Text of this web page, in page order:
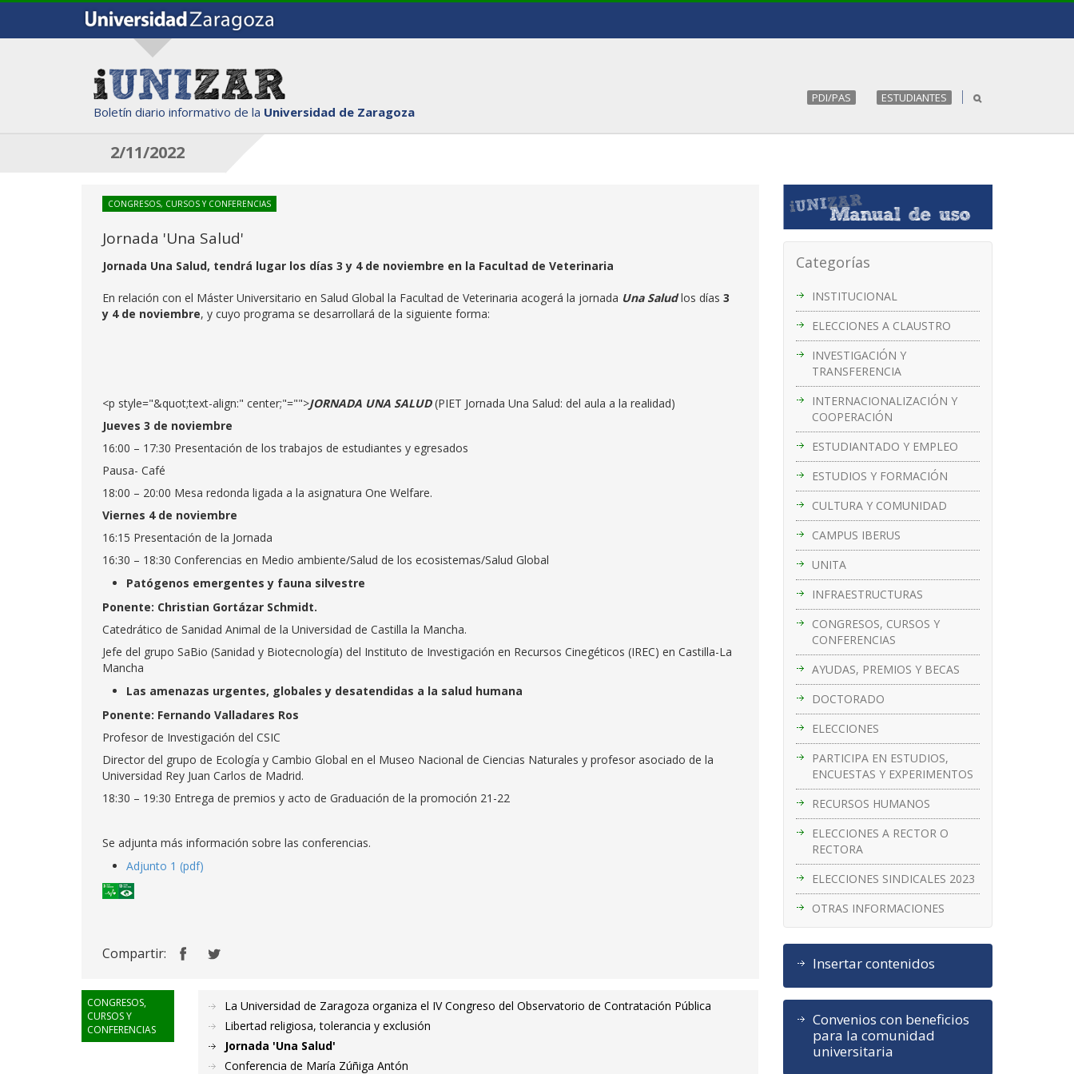
Boletín diario informativo de la Universidad de Zaragoza
PDI/PAS ESTUDIANTES
2/11/2022
Categorías
INSTITUCIONAL
ELECCIONES A CLAUSTRO
INVESTIGACIÓN Y
TRANSFERENCIA
INTERNACIONALIZACIÓN Y
COOPERACIÓN
ESTUDIANTADO Y EMPLEO
ESTUDIOS Y FORMACIÓN
CULTURA Y COMUNIDAD
CAMPUS IBERUS
UNITA
INFRAESTRUCTURAS
CONGRESOS, CURSOS Y
CONFERENCIAS
AYUDAS, PREMIOS Y BECAS
DOCTORADO
ELECCIONES
PARTICIPA EN ESTUDIOS,
ENCUESTAS Y EXPERIMENTOS
RECURSOS HUMANOS
ELECCIONES A RECTOR O
RECTORA
ELECCIONES SINDICALES 2023
OTRAS INFORMACIONES
Insertar contenidos
Convenios con beneficios
para la comunidad
universitaria
CONGRESOS, CURSOS Y CONFERENCIAS
Jornada 'Una Salud'
Jornada Una Salud, tendrá lugar los días 3 y 4 de noviembre en la Facultad de Veterinaria
En relación con el Máster Universitario en Salud Global la Facultad de Veterinaria acogerá la jornada Una Saludlos días 3
y 4 de noviembre, y cuyo programa se desarrollará de la siguiente forma:
<p style="&quot;text-align:" center;"="">JORNADA UNA SALUD(PIET Jornada Una Salud: del aula a la realidad)
Jueves 3 de noviembre
16:00 – 17:30 Presentación de los trabajos de estudiantes y egresados
Pausa- Café
18:00 – 20:00 Mesa redonda ligada a la asignatura One Welfare.
Viernes 4 de noviembre
16:15 Presentación de la Jornada
16:30 – 18:30 Conferencias en Medio ambiente/Salud de los ecosistemas/Salud Global
Patógenos emergentes y fauna silvestre
Ponente: Christian Gortázar Schmidt.
Catedrático de Sanidad Animal de la Universidad de Castilla la Mancha.
Jefe del grupo SaBio (Sanidad y Biotecnología) del Instituto de Investigación en Recursos Cinegéticos (IREC) en Castilla-La
Mancha
Las amenazas urgentes, globales y desatendidas a la salud humana
Ponente: Fernando Valladares Ros
Profesor de Investigación del CSIC
Director del grupo de Ecología y Cambio Global en el Museo Nacional de Ciencias Naturales y profesor asociado de la
Universidad Rey Juan Carlos de Madrid.
18:30 – 19:30 Entrega de premios y acto de Graduación de la promoción 21-22
Se adjunta más información sobre las conferencias.
Adjunto 1 (pdf)
Compartir:
CONGRESOS,
CURSOS Y
CONFERENCIAS
La Universidad de Zaragoza organiza el IV Congreso del Observatorio de Contratación Pública
Libertad religiosa, tolerancia y exclusión
Jornada 'Una Salud'
Conferencia de María Zúñiga Antón